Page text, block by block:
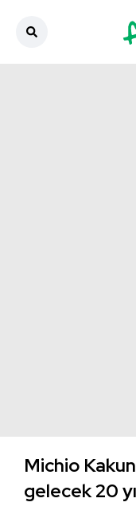
Michio
gelecek 20